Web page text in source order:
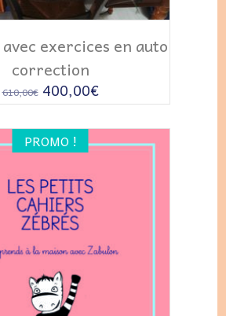
avec exercices en auto
correction
610,00€ Le
initial
était :
610,00€.
400,00€Le
actuel
PROMO !